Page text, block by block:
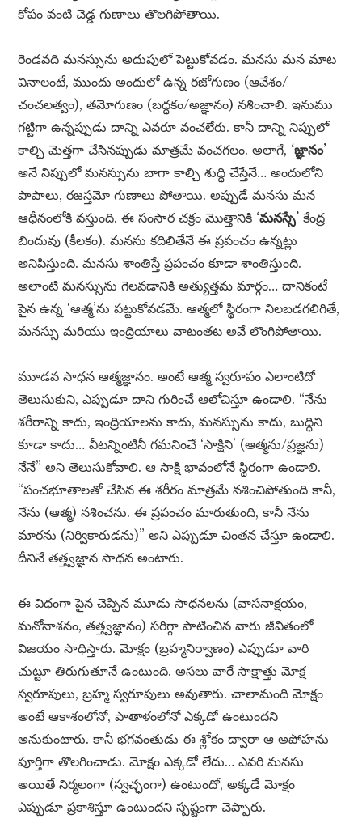
కోపం వంటి చెడ్డ గుణాలు తొలగిపోతాయి.
రెండవది మనస్సును అదుపులో పెట్టుకోవడం. మనసు మన మాట
వినాలంటే, ముందు అందులో ఉన్న రజోగుణం (ఆవేశం/
చంచలత్వం), తమోగుణం (బద్ధకం/అజ్ఞానం) నశించాలి. ఇనుము
గట్టిగా ఉన్నప్పుడు దాన్ని ఎవరూ వంచలేరు. కానీ దాన్ని నిప్పులో
కాల్చి మెత్తగా చేసినప్పుడు మాత్రమే వంచగలం. అలాగే, ‘జ్ఞానం’
అనే నిప్పులో మనస్సును బాగా కాల్చి శుద్ధి చేస్తేనే… అందులోని
పాపాలు, రజస్తమో గుణాలు పోతాయి. అప్పుడే మనసు మన
ఆధీనంలోకి వస్తుంది. ఈ సంసార చక్రం మొత్తానికి ‘మనస్సే’ కేంద్ర
బిందువు (కీలకం). మనసు కదిలితేనే ఈ ప్రపంచం ఉన్నట్లు
అనిపిస్తుంది. మనసు శాంతిస్తే ప్రపంచం కూడా శాంతిస్తుంది.
అలాంటి మనస్సును గెలవడానికి అత్యుత్తమ మార్గం… దానికంటే
పైన ఉన్న ‘ఆత్మ’ను పట్టుకోవడమే. ఆత్మలో స్థిరంగా నిలబడగలిగితే,
మనస్సు మరియు ఇంద్రియాలు వాటంతట అవే లొంగిపోతాయి.
మూడవ సాధన ఆత్మజ్ఞానం. అంటే ఆత్మ స్వరూపం ఎలాంటిదో
తెలుసుకుని, ఎప్పుడూ దాని గురించే ఆలోచిస్తూ ఉండాలి. “నేను
శరీరాన్ని కాదు, ఇంద్రియాలను కాదు, మనస్సును కాదు, బుద్ధిని
కూడా కాదు… వీటన్నింటినీ గమనించే ‘సాక్షిని’ (ఆత్మను/ప్రజ్ఞను)
నేనే” అని తెలుసుకోవాలి. ఆ సాక్షి భావంలోనే స్థిరంగా ఉండాలి.
“పంచభూతాలతో చేసిన ఈ శరీరం మాత్రమే నశించిపోతుంది కానీ,
నేను (ఆత్మ) నశించను. ఈ ప్రపంచం మారుతుంది, కానీ నేను
మారను (నిర్వికారుడను)” అని ఎప్పుడూ చింతన చేస్తూ ఉండాలి.
దీనినే తత్త్వజ్ఞాన సాధన అంటారు.
ఈ విధంగా పైన చెప్పిన మూడు సాధనలను (వాసనాక్షయం,
మనోనాశనం, తత్త్వజ్ఞానం) సరిగ్గా పాటించిన వారు జీవితంలో
విజయం సాధిస్తారు. మోక్షం (బ్రహ్మనిర్వాణం) ఎప్పుడూ వారి
చుట్టూ తిరుగుతూనే ఉంటుంది. అసలు వారే సాక్షాత్తు మోక్ష
స్వరూపులు, బ్రహ్మ స్వరూపులు అవుతారు. చాలామంది మోక్షం
అంటే ఆకాశంలోనో, పాతాళంలోనో ఎక్కడో ఉంటుందని
అనుకుంటారు. కానీ భగవంతుడు ఈ శ్లోకం ద్వారా ఆ అపోహను
పూర్తిగా తొలగించాడు. మోక్షం ఎక్కడో లేదు… ఎవరి మనసు
అయితే నిర్మలంగా (స్వచ్ఛంగా) ఉంటుందో, అక్కడే మోక్షం
ఎప్పుడూ ప్రకాశిస్తూ ఉంటుందని స్పష్టంగా చెప్పారు.